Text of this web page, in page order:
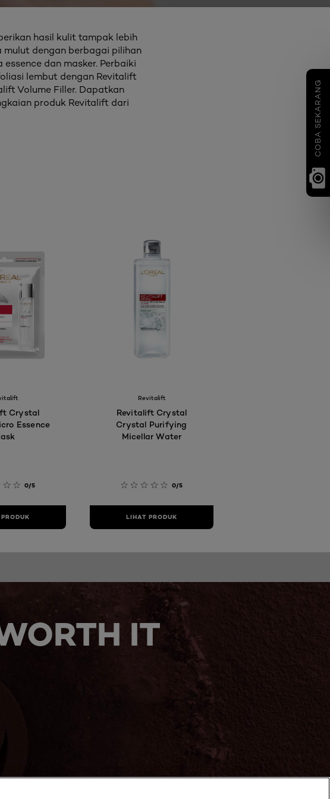
COBA SEKARANG
hasil kulit tampak lebih
dengan berbagai pilihan
dan masker. Perbaiki
lembut dengan Revitalift
Volume Filler. Dapatkan
produk Revitalift dari
Crystal
Essence
0/5
Revitalift
Revitalift Crystal
Crystal Purifying
Micellar Water
0/5
LIHAT PRODUK
IT